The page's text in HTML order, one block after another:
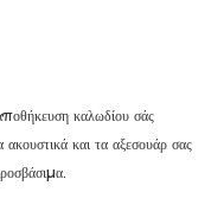
καλωδίου σάς
ακουστικά και τα αξεσουάρ σας